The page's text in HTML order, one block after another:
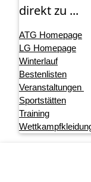
direkt zu ...
ATG Homepage
LG Homepage
Winterlauf
Bestenlisten
Veranstaltungen
Sportstätten
Training